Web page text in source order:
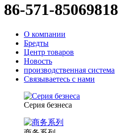
86-571-85069818
О компании
Бредты
Центр товаров
Новость
производственная система
Связываетесь с нами
Серия безнеса